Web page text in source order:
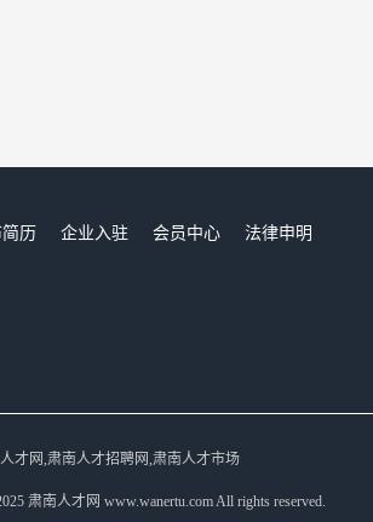
历 企业入驻 会员中心
法律申明
才网,肃南人才招聘网,肃南人才市场
肃南人才网 www.wanertu.com All rights reserved.